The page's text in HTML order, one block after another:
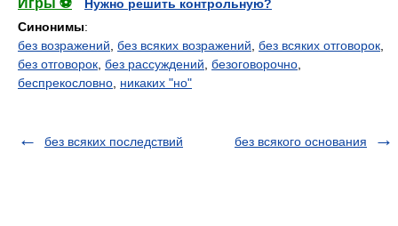
Игры ⚽
Нужно решить контрольную?
Синонимы:
без возражений без всяких возражений без всяких отговорок
без отговорок без рассуждений безоговорочно
беспрекословно никаких "но"
без всяких последствий без всякого основания